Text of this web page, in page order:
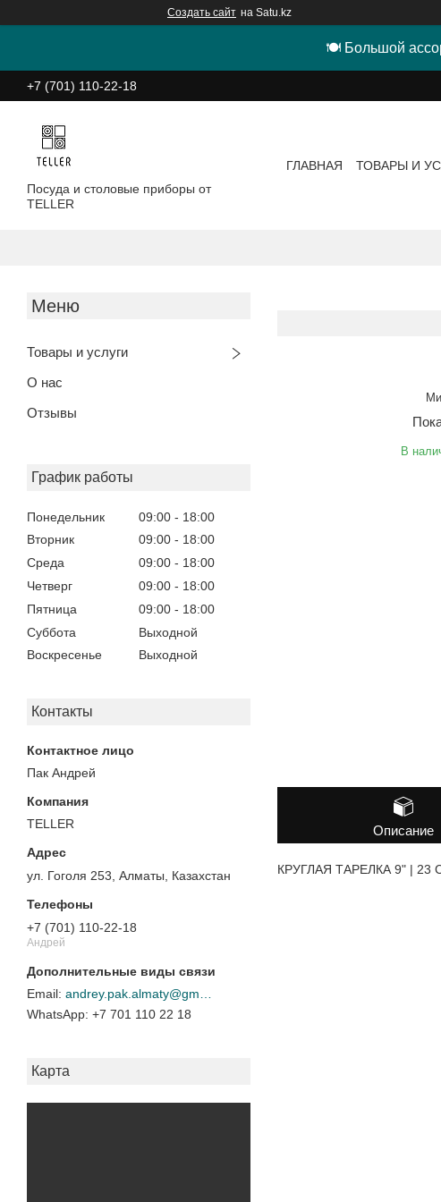
Создать сайт на Satu.kz
🍽 Большой
+7 (701) 110-22-18
Посуда и столовые приборы от
TELLER
ГЛАВНАЯ ТОВАРЫ И
Товары и услуги
О нас
Отзывы
График работы
Понедельник 09:00
18:00
Вторник
09:00
18:00
Среда
09:00
18:00
Четверг
09:00
18:00
Пятница
09:00
18:00
Суббота
Выходной
Воскресенье
Выходной
Контакты
Пак Андрей
TELLER
ул. Гоголя 253, Алматы, Казахстан
+7 (701) 110-22-18
Андрей
+7 701 110 22 18
Карта
В
Описание
КРУГЛАЯ ТАРЕЛКА 9" | 23